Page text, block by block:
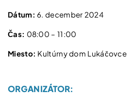
Dátum: 6. december 2024
Čas: 08:00 – 11:00
Miesto: Kultúrny dom Lukáčovce
ORGANIZÁTOR: